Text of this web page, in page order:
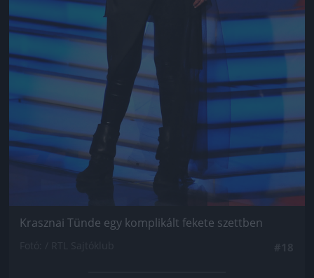
Krasznai Tünde egy komplikált fekete szettben